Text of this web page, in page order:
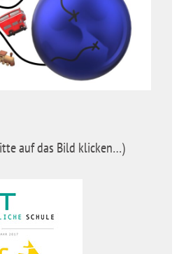
auf das Bild klicken…)